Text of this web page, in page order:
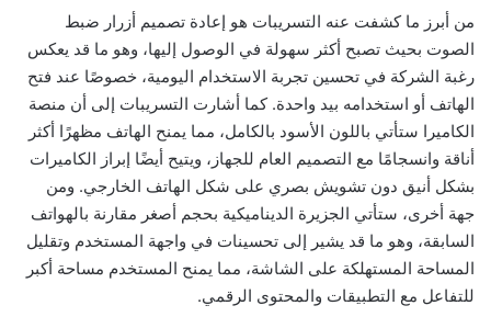
من أبرز ما كشفت عنه التسريبات هو إعادة تصميم أزرار ضبط
الصوت بحيث تصبح أكثر سهولة في الوصول إليها، وهو ما قد يعكس
رغبة الشركة في تحسين تجربة الاستخدام اليومية، خصوصًا عند فتح
الهاتف أو استخدامه بيد واحدة. كما أشارت التسريبات إلى أن منصة
الكاميرا ستأتي باللون الأسود بالكامل، مما يمنح الهاتف مظهرًا أكثر
أناقة وانسجامًا مع التصميم العام للجهاز، ويتيح أيضًا إبراز الكاميرات
بشكل أنيق دون تشويش بصري على شكل الهاتف الخارجي. ومن
جهة أخرى، ستأتي الجزيرة الديناميكية بحجم أصغر مقارنة بالهواتف
السابقة، وهو ما قد يشير إلى تحسينات في واجهة المستخدم وتقليل
المساحة المستهلكة على الشاشة، مما يمنح المستخدم مساحة أكبر
للتفاعل مع التطبيقات والمحتوى الرقمي.